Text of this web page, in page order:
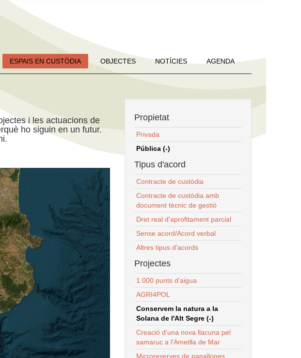
ESPAIS EN CUSTÒDIA OBJECTES NOTÍCIES AGENDA
i les actuacions de
ho siguin en un futur.
Propietat
Privada
Pública (-)
Tipus d'acord
Contracte de custòdia
Contracte de custòdia amb
document tècnic de gestió
Dret real d'aprofitament parcial
Sense acord/Acord verbal
Altres tipus d'acords
Projectes
1.000 punts d'aigua
AGRI4POL
Conservem la natura a la
Solana de l'Alt Segre (-)
Creació d'una nova llacuna pel
samaruc a l'Ametlla de Mar
Microreserves de papallones